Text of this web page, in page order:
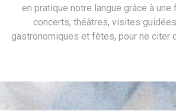
en pratique notre langue grâce à une
concerts, théâtres, visites
gastronomiques et fêtes, pour ne citer